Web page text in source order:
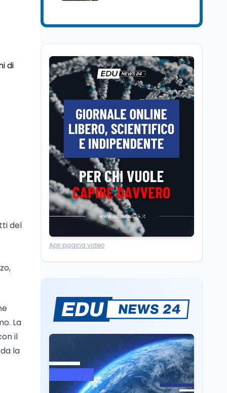
di
del
La
il
la
scorrere la graduatoria
dopo il semestre filtro
Lavoro5 ago
Volontariato, firmata
l’intesa triennale tra
Ministero del Lavoro e
Scuola5 ago
Il Ministro della Pa
Zangrillo in Parlamento:
"12 miliardi per l'edilizia
e la sicurezza delle
scuole con risorse Pnrr"
Scuola 5 ago
Il Ministro Valditara ha
incontrato due studenti
palestinesi giunti da
Gaza che hanno
superato la Maturità in
Italia
Università6 ago
Quanto è ancora
Consiglio di Stato:
scorrere la graduatoria
per i 500 posti vacanti
Lavoro5 ago
Volontariato, firmata
l’intesa triennale tra
Ministero del Lavoro e
CSVnet ETS
Apri pagina video